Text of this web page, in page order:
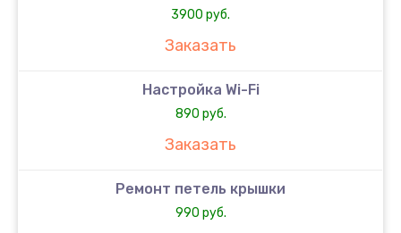
3900 руб.
Заказать
Настройка Wi-Fi
890 руб.
Заказать
Ремонт петель крышки
990 руб.